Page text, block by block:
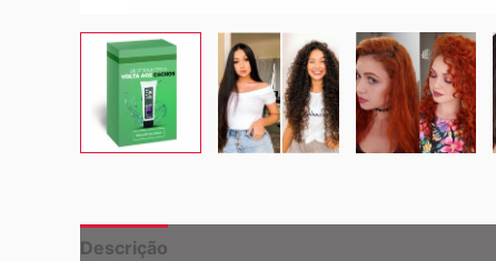
Descrição